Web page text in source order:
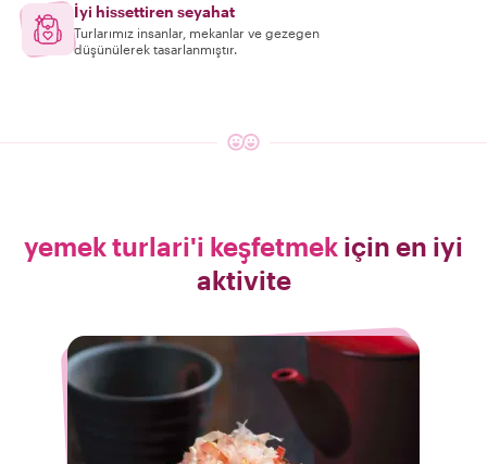
İyi hissettiren seyahat
Turlarımız insanlar, mekanlar ve gezegen
düşünülerek tasarlanmıştır.
yemek turlari'i keşfetmek için en iyi
aktivite